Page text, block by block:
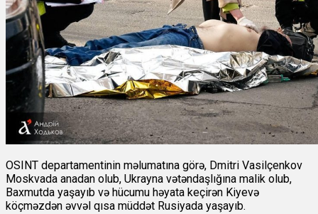
OSINT departamentinin məlumatına görə, Dmitri Vasilçenkov
Moskvada anadan olub, Ukrayna vətəndaşlığına malik olub,
Baxmutda yaşayıb və hücumu həyata keçirən Kiyevə
köçməzdən əvvəl qısa müddət Rusiyada yaşayıb.